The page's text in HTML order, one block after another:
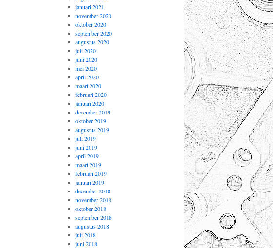
januari 2021
november 2020
oktober 2020
september 2020
augustus 2020
juli 2020
juni 2020
mei 2020
april 2020
maart 2020
februari 2020
januari 2020
december 2019
oktober 2019
augustus 2019
juli 2019
juni 2019
april 2019
maart 2019
februari 2019
januari 2019
december 2018
november 2018
oktober 2018
september 2018
augustus 2018
juli 2018
juni 2018